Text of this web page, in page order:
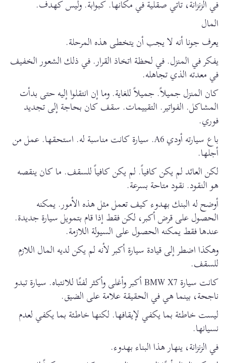
في الزنزانة، تأتي صقلية في مكانها. كبوابة. وليس كهدف.
المال
يعرف جونا أنه لا يجب أن يتخطى هذه المرحلة.
يفكر في المنزل. في لحظة اتخاذ القرار. في ذلك الشعور الخفيف
في معدته الذي تجاهله.
كان المنزل جميلاً. جميلاً للغاية. وما إن انتقلوا إليه حتى بدأت
المشاكل. الفواتير. التقييمات. سقف كان بحاجة إلى تجديد
فوري.
باع سيارته أودي A6. سيارة كانت مناسبة له. استحقها. عمل من
أجلها.
لكن العائد لم يكن كافياً. لم يكن كافياً للسقف. ما كان ينقصه
هو النقود. نقود متاحة بسرعة.
أوضح له البنك بهدوء كيف تعمل مثل هذه الأمور. يمكنه
الحصول على قرض أكبر، لكن فقط إذا قام بتمويل سيارة جديدة.
عندها فقط يمكنه الحصول على السيولة اللازمة.
وهكذا اضطر إلى قيادة سيارة أكبر لأنه لم يكن لديه المال اللازم
للسقف.
كانت سيارة BMW X7 أكبر وأغلى وأكثر لفتًا للانتباه. سيارة تبدو
ناجحة، بينما هي في الحقيقة علامة على الضيق.
ليست خاطئة بما يكفي لإيقافها. لكنها خاطئة بما يكفي لعدم
نسيانها.
في الزنزانة، ينهار هذا البناء بهدوء.